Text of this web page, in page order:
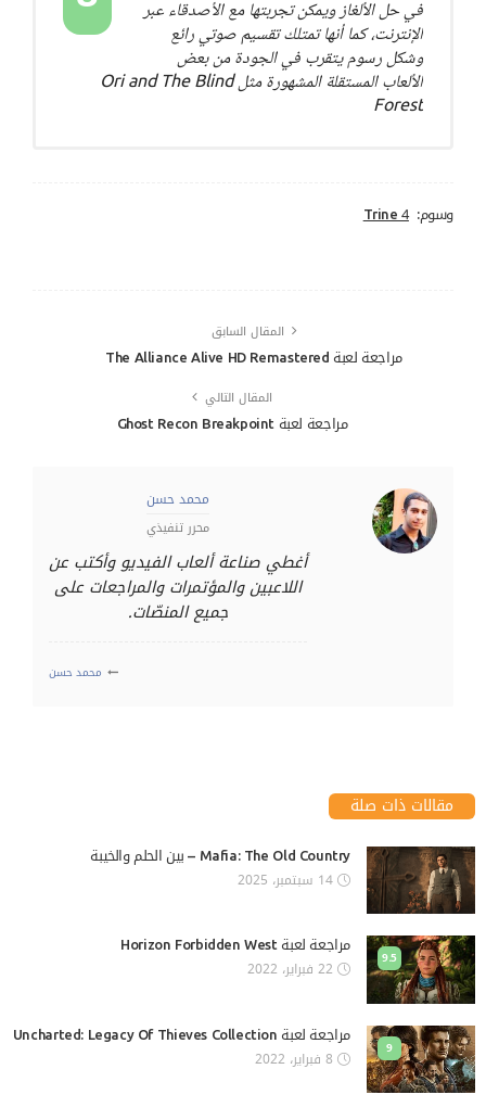
في حل الألغاز ويمكن تجربتها مع الأصدقاء عبر
الإنترنت، كما أنها تمتلك تقسيم صوتي رائع
وشكل رسوم يتقرب في الجودة من بعض
الألعاب المستقلة المشهورة مثل Ori and The Blind
Forest
وسوم: Trine 4
المقال السابق
مراجعة لعبة The Alliance Alive HD Remastered
المقال التالي
مراجعة لعبة Ghost Recon Breakpoint
محمد حسن
محرر تنفيذي
أغطي صناعة ألعاب الفيديو وأكتب عن
اللاعبين والمؤتمرات والمراجعات على
جميع المنصّات.
محمد حسن
مقالات ذات صلة
Mafia: The Old Country – بين الحلم والخيبة
14 سبتمبر، 2025
9.5 مراجعة لعبة Horizon Forbidden West
22 فبراير، 2022
9 مراجعة لعبة Uncharted: Legacy Of Thieves Collection
8 فبراير، 2022